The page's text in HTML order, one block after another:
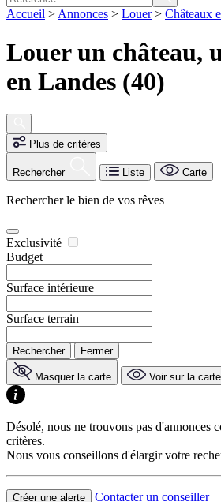
Accueil > Annonces > Louer> Châteaux
Louer un château,
en Landes (40)
Plus de critères
Rechercher Liste Carte
Rechercher le bien de vos rêves
Exclusivité
Budget
Surface intérieure
Surface terrain
Rechercher Fermer
Masquer la carte Voir sur la carte
Désolé, nous ne trouvons pas d'annonces
critères.
Nous vous conseillons d'élargir votre
Créer une alerte Contacter un conseiller